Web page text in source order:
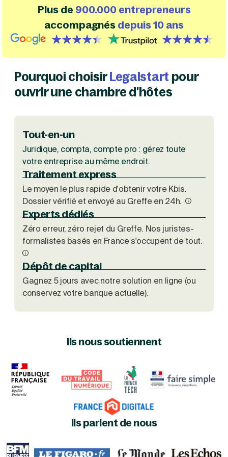
Toutes les modifications
Je souhaite être accompagné
LS Compta
Création d'EURL
Création de SARL
Création de SAS
Aides à la création d’entreprise
Ouverture compte pro
Fermeture d’une entreprise
Création d'entreprise
{id=3, name=google, label=google,
Plus de 900.000 entrepreneurs
accompagnés depuis 10 ans
{id=1, name='trustpilot',
Pourquoi choisirLegalstartpour
ouvrir une chambre d'hôtes
Tout-en-un
Juridique, compta, compte pro : gérez toute
votre entreprise au même endroit.
Traitement express
Le moyen le plus rapide d'obtenir votre Kbis.
Dossier vérifié et envoyé au Greffe en 24h.
Experts dédiés
Zéro erreur, zéro rejet du Greffe. Nos juristes-
formalistes basés en France s'occupent de tout.
Dépôt de capital
Gagnez 5 jours avec notre solution en ligne (ou
conservez votre banque actuelle).
Ils nous soutiennent
Ils parlent de nous